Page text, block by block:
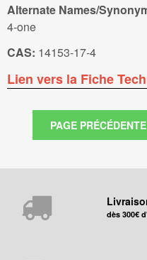
Alternate Names/
4-one
CAS: 14153-17-4
Lien vers la Fiche
dès 300€